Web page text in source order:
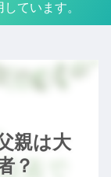
ています。
親は大
？